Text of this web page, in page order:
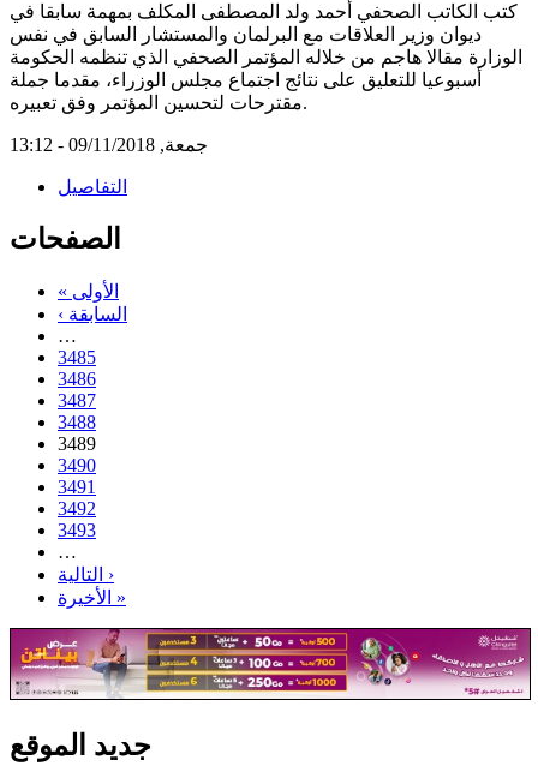
كتب الكاتب الصحفي أحمد ولد المصطفى المكلف بمهمة سابقا في
ديوان وزير العلاقات مع البرلمان والمستشار السابق في نفس
الوزارة مقالا هاجم من خلاله المؤتمر الصحفي الذي تنظمه الحكومة
أسبوعيا للتعليق على نتائج اجتماع مجلس الوزراء، مقدما جملة
مقترحات لتحسين المؤتمر وفق تعبيره.
جمعة, 09/11/2018 - 13:12
التفاصيل
الصفحات
« الأولى
‹ السابقة
…
3485
3486
3487
3488
3489
3490
3491
3492
3493
…
التالية ›
الأخيرة »
جديد الموقع